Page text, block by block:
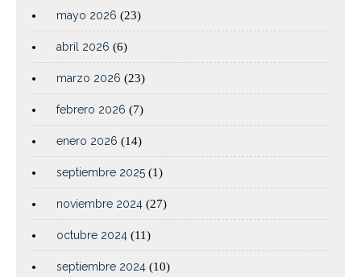
mayo 2026 (23)
abril 2026 (6)
marzo 2026 (23)
febrero 2026 (7)
enero 2026 (14)
septiembre 2025 (1)
noviembre 2024 (27)
octubre 2024 (11)
septiembre 2024 (10)